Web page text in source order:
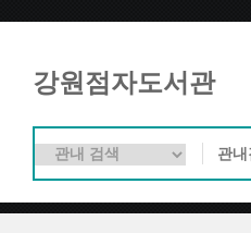
강원점자도서관